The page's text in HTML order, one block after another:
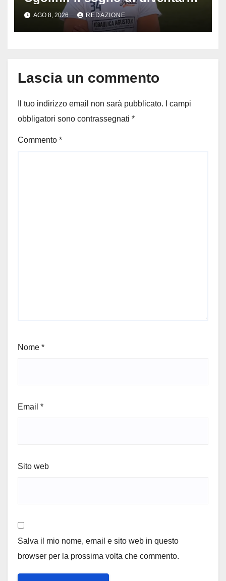
medico e la fascia da
capitano, il dolore di Bologna
per il 19enne morto in mare
AGO 8, 2026 REDAZIONE
Lascia un commento
Il tuo indirizzo email non sarà pubblicato.
I campi
obbligatori sono contrassegnati *
Commento *
Nome *
Email *
Sito web
Salva il mio nome, email e sito web in questo
browser per la prossima volta che commento.